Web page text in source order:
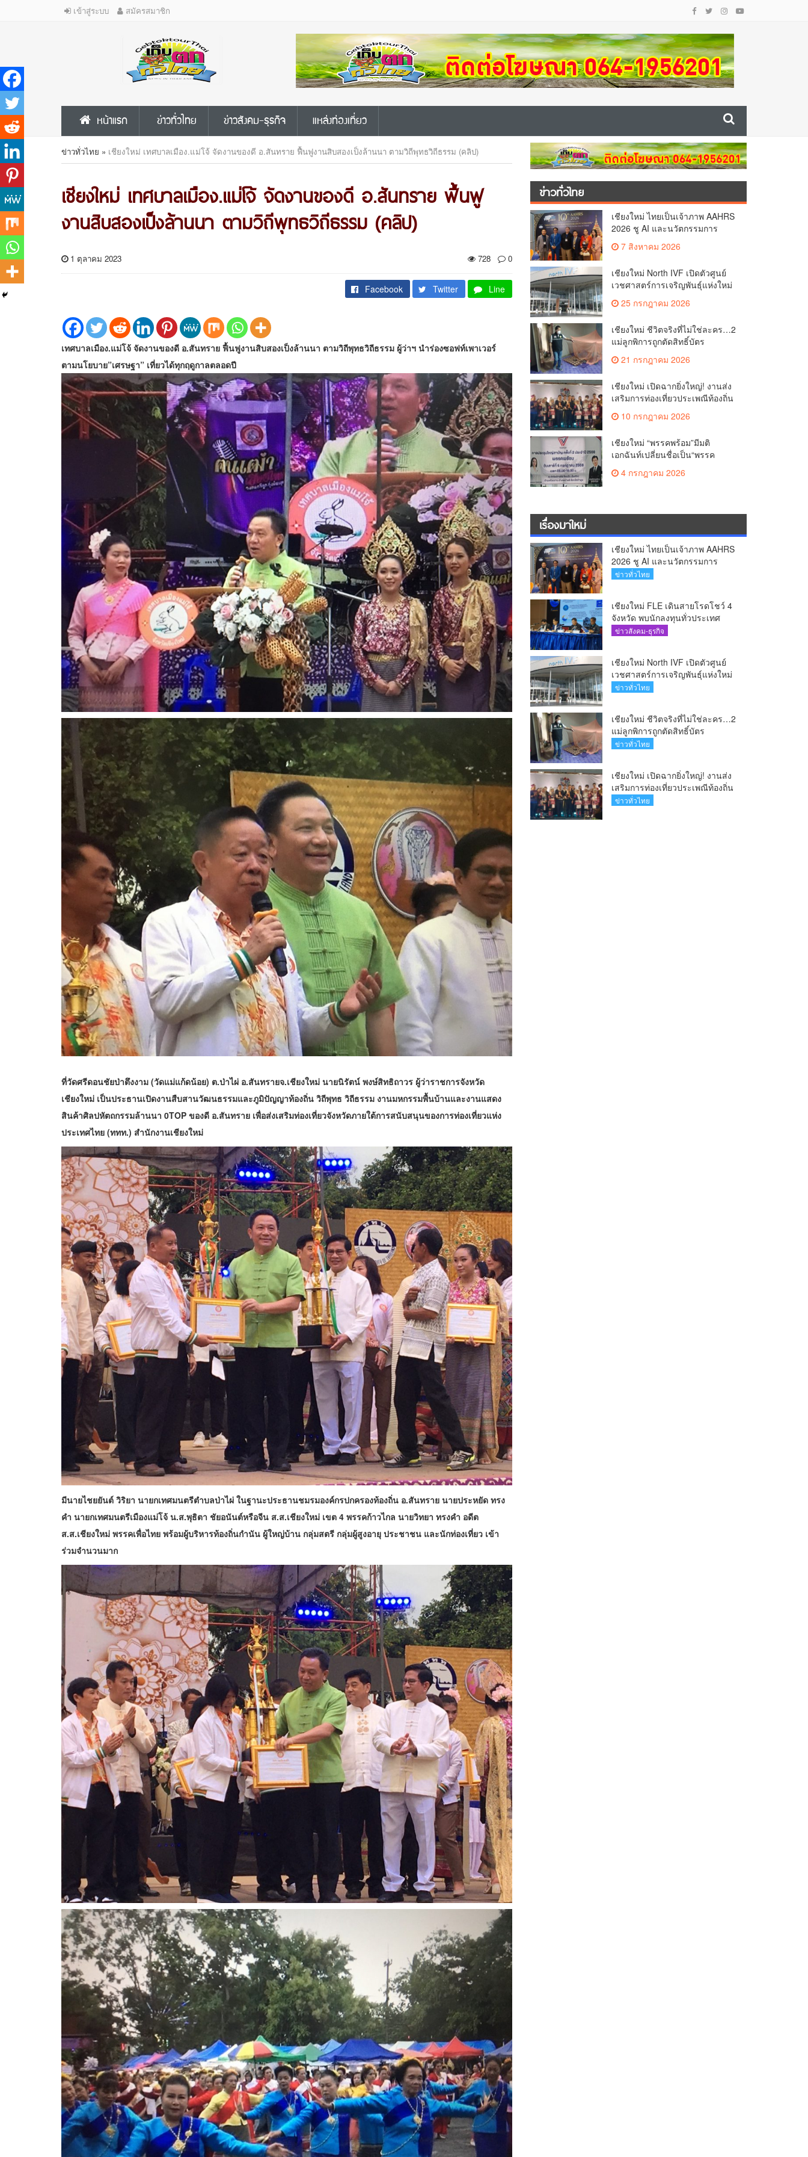
เข้าสู่ระบบ สมัครสมาชิก
หน้าแรก ข่าวทั่วไทย ข่าวสังคม-ธุรกิจ แหล่งท่องเที่ยว
ข่าวทั่วไทย » เชียงใหม่ เทศบาลเมือง.แม่โจ้ จัดงานของดี อ.สันทราย ฟื้นฟูงานสิบสองเป็งล้านนา ตามวิถีพุทธวิถีธรรม (คลิป)
เชียงใหม่ เทศบาลเมือง.แม่โจ้ จัดงานของดี อ.สันทราย ฟื้นฟู
งานสิบสองเป็งล้านนา ตามวิถีพุทธวิถีธรรม (คลิป)
1 ตุลาคม 2023 728 0
Facebook Twitter Line
เทศบาลเมือง.แม่โจ้ จัดงานของดี อ.สันทราย ฟื้นฟูงานสิบสองเป็งล้านนา ตามวิถีพุทธวิถีธรรม ผู้ว่าฯ นำร่องซอฟท์เพาเวอร์
ตามนโยบาย”เศรษฐา” เที่ยวได้ทุกฤดูกาลตลอดปี
ที่วัดศรีดอนชัยป่าตึงงาม (วัดแม่แก้ดน้อย) ต.ป่าไผ่ อ.สันทรายจ.เชียงใหม่ นายนิรัตน์ พงษ์สิทธิถาวร ผู้ว่าราชการจังหวัด
เชียงใหม่ เป็นประธานเปิดงานสืบสานวัฒนธรรมและภูมิปัญญาท้องถิ่น วิถีพุทธ วิถีธรรม งานมหกรรมพื้นบ้านและงานแสดง
สินค้าศิลปหัตถกรรมล้านนา 0TOP ของดี อ.สันทราย เพื่อส่งเสริมท่องเที่ยวจังหวัดภายใต้การสนับสนุนของการท่องเที่ยวแห่ง
ประเทศไทย (ททท.) สำนักงานเชียงใหม่
มีนายไชยยันต์ วิริยา นายกเทศมนตรีตำบลป่าไผ่ ในฐานะประธานชมรมองค์กรปกครองท้องถิ่น อ.สันทราย นายประหยัด ทรง
คำ นายกเทศมนตรีเมืองแม่โจ้ น.ส.พุธิตา ชัยอนันต์หรือจีน ส.ส.เชียงใหม่ เขต 4 พรรคก้าวไกล นายวิทยา ทรงคำ อดีต
ส.ส.เชียงใหม่ พรรคเพื่อไทย พร้อมผู้บริหารท้องถิ่นกำนัน ผู้ใหญ่บ้าน กลุ่มสตรี กลุ่มผู้สูงอายุ ประชาชน และนักท่องเที่ยว เข้า
ร่วมจำนวนมาก
ข่าวทั่วไทย
เชียงใหม่ ไทยเป็นเจ้าภาพ AAHRS
2026 ชู AI และนวัตกรรมการ
แพทย์ ผลักดัน Medical Hub และ
ศูนย์กลางปลูกผมแห่งเอเชีย(คลิป)
7 สิงหาคม 2026
เชียงใหม่ North IVF เปิดตัวศูนย์
เวชศาสตร์การเจริญพันธุ์แห่งใหม่
ยกระดับเชียงใหม่สู่ ศูนย์กลางการ
รักษาผู้มีบุตรยากของภูมิภาค(คลิป)
25 กรกฎาคม 2026
เชียงใหม่ ชีวิตจริงที่ไม่ใช่ละคร…2
แม่ลูกพิการถูกตัดสิทธิ์บัตร
สวัสดิการฯ วอนรัฐทบทวนเกณฑ์
ช่วยคนจน(คลิป)
21 กรกฎาคม 2026
เชียงใหม่ เปิดฉากยิ่งใหญ่! งานส่ง
เสริมการท่องเที่ยวประเพณีท้องถิ่น
วิถีชาติพันธุ์ล้านนา(คลิป)
10 กรกฎาคม 2026
เชียงใหม่ “พรรคพร้อม”มีมติ
เอกฉันท์เปลี่ยนชื่อเป็น“พรรค
ศรัทธา”ดึง“มาร์ค พิตบูล”นำทัพ
กรรมการบริหารชุดใหม่(คลิป)
4 กรกฎาคม 2026
เรื่องมาใหม่
เชียงใหม่ ไทยเป็นเจ้าภาพ AAHRS
2026 ชู AI และนวัตกรรมการ
แพทย์ ผลักดัน Medical Hub และ
ข่าวทั่วไทย
เชียงใหม่ FLE เดินสายโรดโชว์ 4
จังหวัด พบนักลงทุนทั่วประเทศ
ตอกย้ำศักยภาพผู้นำธุรกิจระบบน้ำ
ข่าวสังคม-ธุรกิจ
เชียงใหม่ North IVF เปิดตัวศูนย์
เวชศาสตร์การเจริญพันธุ์แห่งใหม่
ยกระดับเชียงใหม่สู่ ศูนย์กลางการ
ข่าวทั่วไทย
เชียงใหม่ ชีวิตจริงที่ไม่ใช่ละคร…2
แม่ลูกพิการถูกตัดสิทธิ์บัตร
สวัสดิการฯ วอนรัฐทบทวนเกณฑ์
ข่าวทั่วไทย
เชียงใหม่ เปิดฉากยิ่งใหญ่! งานส่ง
เสริมการท่องเที่ยวประเพณีท้องถิ่น
วิถีชาติพันธุ์ล้านนา(คลิป)
ข่าวทั่วไทย